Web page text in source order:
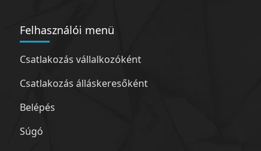
Felhasználói menü
Csatlakozás vállalkozóként
Csatlakozás álláskeresőként
Belépés
Súgó